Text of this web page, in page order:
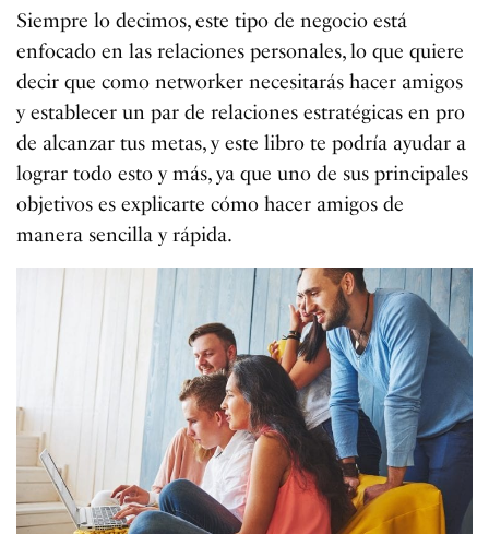
Siempre lo decimos, este tipo de negocio está
enfocado en las relaciones personales, lo que quiere
decir que como networker necesitarás hacer amigos
y establecer un par de relaciones estratégicas en pro
de alcanzar tus metas, y este libro te podría ayudar a
lograr todo esto y más, ya que uno de sus principales
objetivos es explicarte cómo hacer amigos de
manera sencilla y rápida.